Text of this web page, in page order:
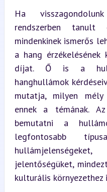
Ha
rendszerben tanult
mindenkinek ismerős
a hang
díjat. Ő is a
hanghullámok
mutatja, milyen mély
ennek a témának.
bemutatni a
legfontosabb
jelentőségüket,
kulturális környezethez